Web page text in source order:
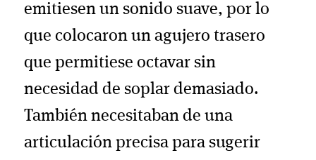
emitiesen un sonido suave, por lo
que colocaron un agujero trasero
que permitiese octavar sin
necesidad de soplar demasiado.
También necesitaban de una
articulación precisa para sugerir